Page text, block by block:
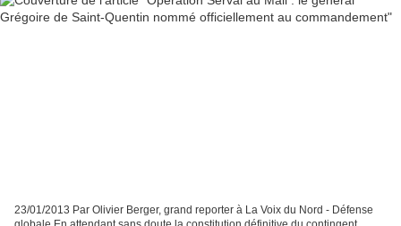
23/01/2013 Par Olivier Berger, grand reporter à La Voix du Nord - Défense